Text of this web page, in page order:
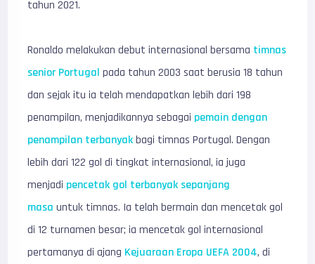
tahun 2021.
Ronaldo melakukan debut internasional bersama timnas
senior Portugal pada tahun 2003 saat berusia 18 tahun
dan sejak itu ia telah mendapatkan lebih dari 198
penampilan, menjadikannya sebagai pemain dengan
penampilan terbanyakbagi timnas Portugal. Dengan
lebih dari 122 gol di tingkat internasional, ia juga
menjadi pencetak gol terbanyak sepanjang
masa untuk timnas. Ia telah bermain dan mencetak gol
di 12 turnamen besar; ia mencetak gol internasional
pertamanya di ajang Kejuaraan Eropa UEFA 2004, di